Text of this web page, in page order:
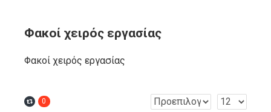
Φακοί χειρός εργασίας
Φακοί χειρός εργασίας
0